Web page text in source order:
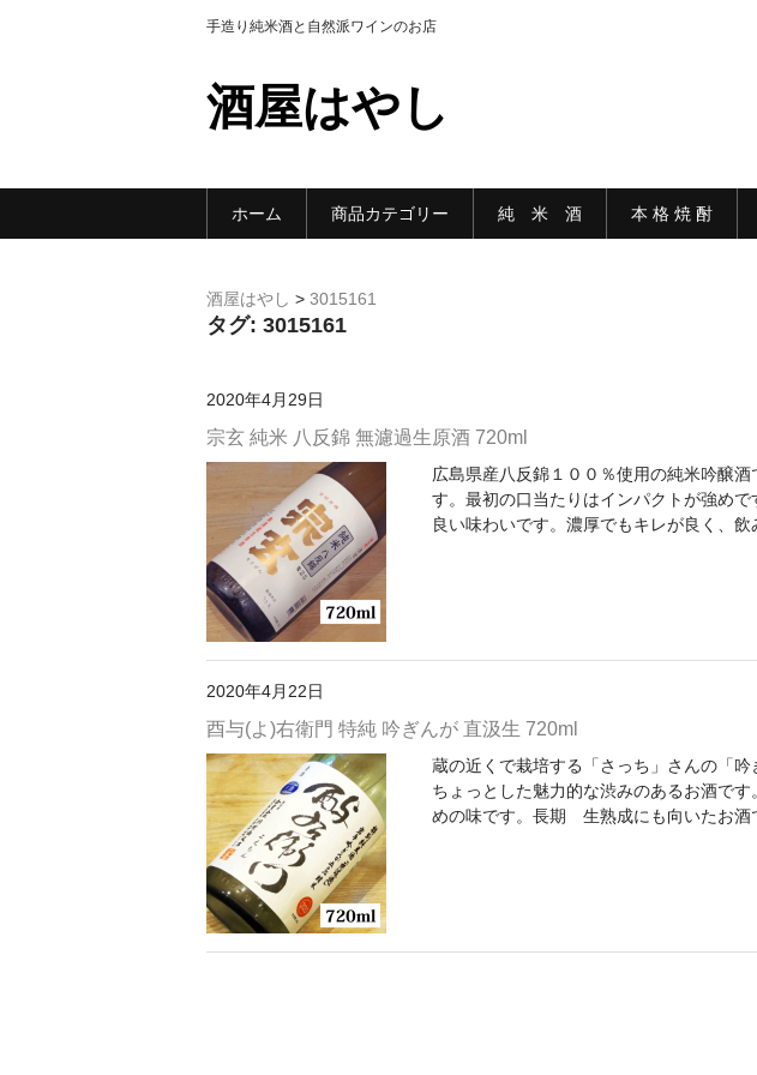
手造り純米酒と自然派ワインのお店
酒屋はやし
ホーム 商品カテゴリー 純 米 酒 本 格 焼 酎
酒屋はやし > 3015161
タグ: 3015161
2020年4月29日
宗玄 純米 八反錦 無濾過生原酒 720ml
広島県産八反錦１００％使用の純米吟醸
す。最初の口当たりはインパクトが強め
良い味わいです。濃厚でもキレが良く、
2020年4月22日
酉与(よ)右衛門 特純 吟ぎんが 直汲生 720ml
蔵の近くで栽培する「さっち」さんの「吟
ちょっとした魅力的な渋みのあるお酒で
めの味です。長期 生熟成にも向いたお